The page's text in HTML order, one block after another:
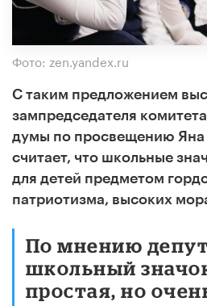
Фото: zen.yandex.ru
С таким предложением
зампредседателя
думы по просвещению Яна
считает, что школьные
для детей предметом
патриотизма, высоких
По мнению
школьный
простая, но